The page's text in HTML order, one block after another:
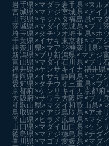
岩手県×マダラ 岩手県×スル
宮城県×マアジ宮城県×アイ
山形県×キジハタ福島県×マ
茨城県×マダイ 茨城県×ブリ
埼玉県×タチウオ埼玉県×ホ
千葉県×イサキ 東京都×マアジ
神奈川県×マアジ神奈川県×
新潟県×ブリ 新潟県×マアジ
富山県×マダイ 石川県×ブリ
福井県×ケンサキイカ 福井県
静岡県×イサキ 静岡県×マアジ
愛知県×タチウオ三重県×ブリ
京都府×ケンサキイカ 京都府
大阪府×サワラ 大阪府×ブリ
和歌山県×マダイ和歌山県×
鳥取県×マアジ鳥取県×アオ
岡山県×ヒラメ 広島県×マダイ
山口県×マダイ 山口県×ケン
徳島県×マアジ徳島県×チダイ
香川県×マゴチ愛媛県×マダイ